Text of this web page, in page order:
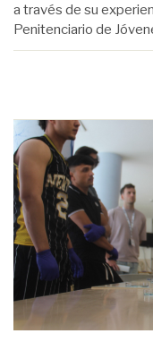
a través de su
Penitenciario de